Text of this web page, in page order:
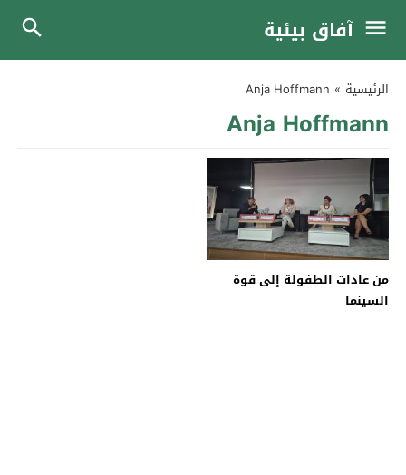
آفاق بيئية
الرئيسية »
Anja Hoffmann
Anja Hoffmann
من عادات الطفولة إلى قوة
السينما